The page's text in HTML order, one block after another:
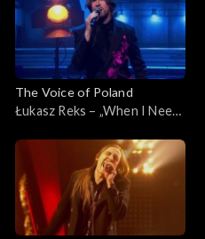
of Poland”, Finał, 29
listopada 2025
The Voice of Poland
Łukasz Reks – „When I Need
Finał, 29 listopada 2025